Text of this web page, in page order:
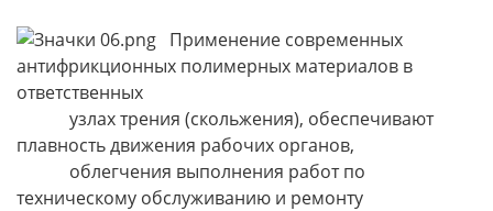
Применение современных
антифрикционных полимерных материалов в
ответственных
узлах трения (скольжения), обеспечивают
плавность движения рабочих органов,
облегчения выполнения работ по
техническому обслуживанию и ремонту